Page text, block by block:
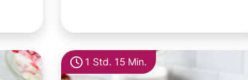
1 Std. 15 Min.